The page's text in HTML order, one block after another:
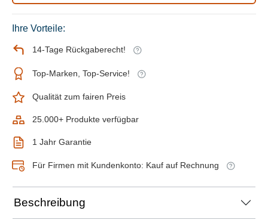
Ihre Vorteile:
14-Tage Rückgaberecht!
Top-Marken, Top-Service!
Qualität zum fairen Preis
25.000+ Produkte verfügbar
1 Jahr Garantie
Für Firmen mit Kundenkonto: Kauf auf Rechnung
Beschreibung